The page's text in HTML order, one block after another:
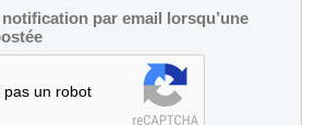
par email lorsqu’une
pas un robot